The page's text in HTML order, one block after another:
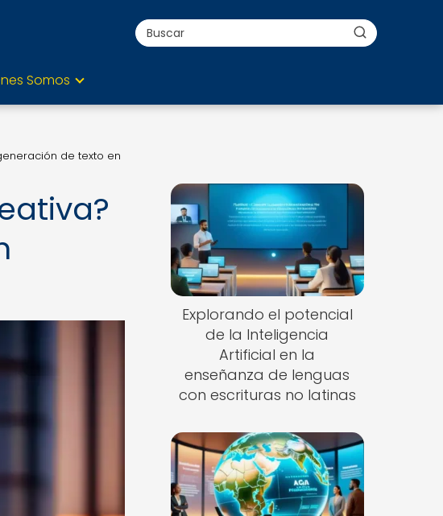
Somos
de texto en
Explorando el potencial
de la Inteligencia
Artificial en la
enseñanza de lenguas
con escrituras no latinas